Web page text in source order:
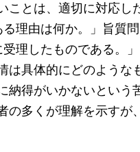
とは、適切に対応し
理由は何か。」旨質
理したものである。」
は具体的にどのよう
納得がいかないとい
の多くが理解を示す